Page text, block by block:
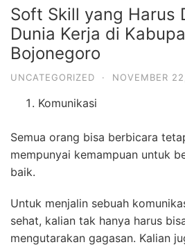
Soft Skill yang Harus
Dunia Kerja di
Bojonegoro
UNCATEGORIZED · NOVEMBER
Komunikasi
Semua orang bisa berbicara
mempunyai kemampuan untuk
baik.
Untuk menjalin sebuah
sehat, kalian tak hanya harus
mengutarakan gagasan. Kalian